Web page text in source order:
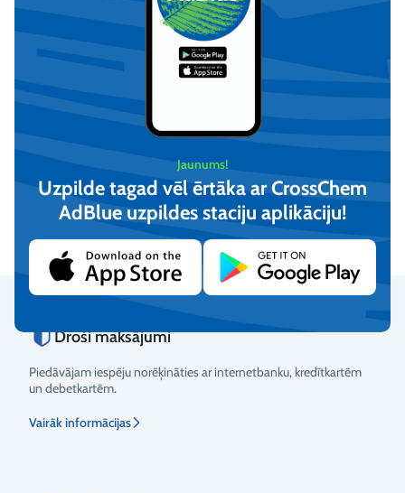
Demineralizēts ūdens (20L)
13,61
(iesk. PVN)
Pievienot
Demineralizēts ūdens
(210L)
Pēc pieprasījuma
Apskatīt
Droši maksājumi
Piedāvājam iespēju norēķināties ar internetbanku, kredītkartēm
un debetkartēm.
Vairāk informācijas
Jaunums!
Uzpilde tagad vēl ērtāka ar CrossChem
AdBlue uzpildes staciju aplikāciju!​